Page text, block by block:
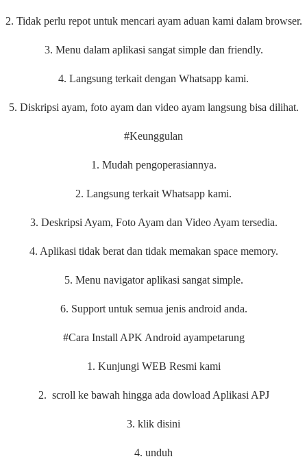
2. Tidak perlu repot untuk mencari ayam aduan kami dalam browser.
3. Menu dalam aplikasi sangat simple dan friendly.
4. Langsung terkait dengan Whatsapp kami.
5. Diskripsi ayam, foto ayam dan video ayam langsung bisa dilihat.
#Keunggulan
1. Mudah pengoperasiannya.
2. Langsung terkait Whatsapp kami.
3. Deskripsi Ayam, Foto Ayam dan Video Ayam tersedia.
4. Aplikasi tidak berat dan tidak memakan space memory.
5. Menu navigator aplikasi sangat simple.
6. Support untuk semua jenis android anda.
#Cara Install APK Android ayampetarung
1. Kunjungi WEB Resmi kami
2. scroll ke bawah hingga ada dowload Aplikasi APJ
3. klik disini
4. unduh